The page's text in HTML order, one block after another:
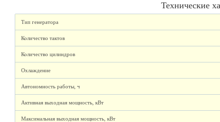
Технические
Тип генератора
Количество тактов
Количество цилиндров
Охлаждение
Автономность работы, ч
Активная выходная мощность, кВт
Максимальная выходная мощность, кВт